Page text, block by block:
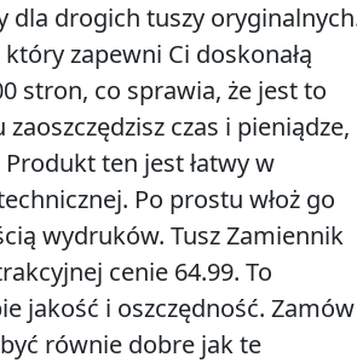
dla drogich tuszy
zapewni Ci doskonałą
stron, co sprawia, że jest to
czas i pieniądze,
ten jest łatwy w
Po prostu włoż go
wydruków. Tusz Zamiennik
cenie 64.99. To
jakość i oszczędność. Zamów
równie dobre jak te